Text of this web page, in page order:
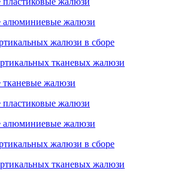
алюминиевые жалюзи
жалюзи в сборе
тканевых жалюзи
тканевые жалюзи
жалюзи
алюминиевые жалюзи
жалюзи в сборе
тканевых жалюзи